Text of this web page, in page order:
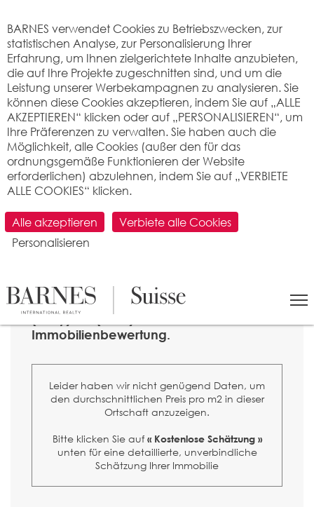
SUCHEN
>Immobilienpreis pro m2
Was ist der Preis pro Quadratmeter für
eine Wohnung oder ein Haus in Mur
(Vully) VD (1787) ?
Immobilienbewertung.
Leider haben wir nicht genügend Daten, um
den durchschnittlichen Preis pro m2 in dieser
Ortschaft anzuzeigen.
Bitte klicken Sie auf « Kostenlose Schätzung »
unten für eine detaillierte, unverbindliche
Schätzung Ihrer Immobilie
BARNES verwendet Cookies zu Betriebszwecken, zur
statistischen Analyse, zur Personalisierung Ihrer
Erfahrung, um Ihnen zielgerichtete Inhalte anzubieten,
die auf Ihre Projekte zugeschnitten sind, und um die
Leistung unserer Werbekampagnen zu analysieren. Sie
können diese Cookies akzeptieren, indem Sie auf „ALLE
AKZEPTIEREN“ klicken oder auf „PERSONALISIEREN“, um
Ihre Präferenzen zu verwalten. Sie haben auch die
Möglichkeit, alle Cookies (außer den für das
ordnungsgemäße Funktionieren der Website
erforderlichen) abzulehnen, indem Sie auf „VERBIETE
ALLE COOKIES“ klicken.
Alle akzeptieren
Verbiete alle Cookies
Personalisieren